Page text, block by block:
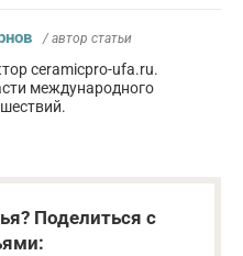
/ автор статьи
ceramicpro-ufa.ru.
международного
Поделиться с